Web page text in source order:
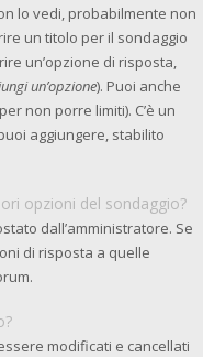
lo vedi, probabilmente non
un titolo per il sondaggio
un’opzione di risposta,
un’opzione). Puoi anche
non porre limiti). C’è un
aggiungere, stabilito
opzioni del sondaggio?
dall’amministratore. Se
di risposta a quelle
modificati e cancellati